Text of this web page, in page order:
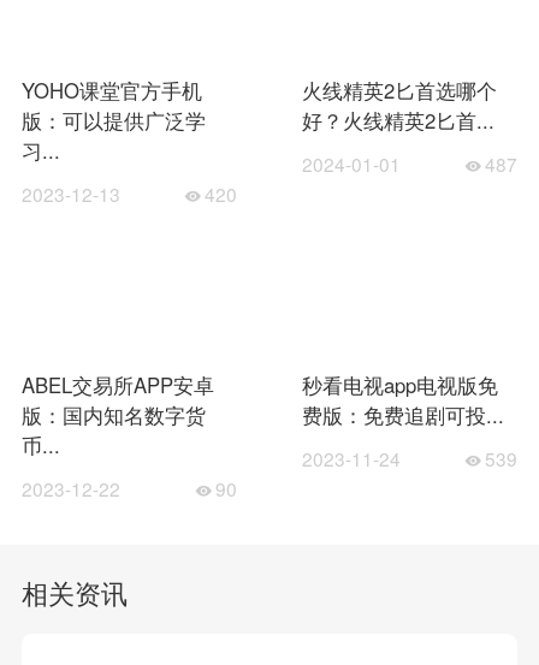
YOHO课堂官方手机
版：可以提供广泛学
习...
2023-12-13 420
火线精英2匕首选哪个
好？火线精英2匕首...
2024-01-01 487
ABEL交易所APP安卓
版：国内知名数字货
币...
2023-12-22 90
秒看电视app电视版免
费版：免费追剧可投...
2023-11-24 539
相关资讯